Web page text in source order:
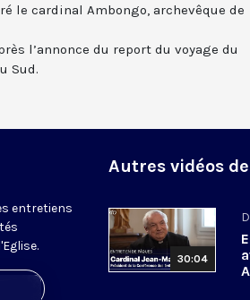
le cardinal Ambongo, archevêque de
l’annonce du report du voyage du
Sud.
entretiens
Autres vidéos
30:04